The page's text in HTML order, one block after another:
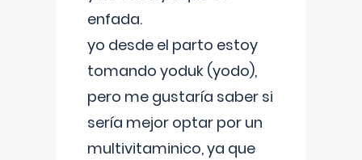
enfada.
yo desde el parto estoy
tomando yoduk (yodo),
pero me gustaría saber si
sería mejor optar por un
multivitaminico, ya que